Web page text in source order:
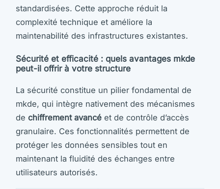
standardisées. Cette approche réduit la
complexité technique et améliore la
maintenabilité des infrastructures existantes.
Sécurité et efficacité : quels avantages mkde
peut-il offrir à votre structure
La sécurité constitue un pilier fondamental de
mkde, qui intègre nativement des mécanismes
de chiffrement avancé et de contrôle d’accès
granulaire. Ces fonctionnalités permettent de
protéger les données sensibles tout en
maintenant la fluidité des échanges entre
utilisateurs autorisés.